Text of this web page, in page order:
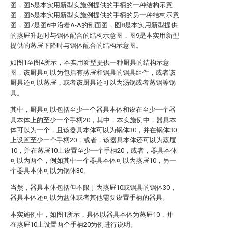
图，图5是本实用新型实施例提供的手柄的一种结构示意
图，图6是本实用新型实施例提供的手柄的另一种结构示意
图，图7是图6中沿着A-A的剖面图，图8是本实用新型提供
的蒸屉升起时与锅体配合的结构示意图，图9是本实用新型
提供的蒸屉下降时与锅体配合的结构示意图。
如图1至图4所示，本实用新型提供一种厨具的结构示意
图，该厨具可以为包括有蒸屉和锅具的锅具组件，或者该
厨具还可以蒸屉，或者该厨具还可以为汤锅或者蒸锅等锅
具。
其中，厨具可以包括至少一个器具本体和设在至少一个器
具本体上的至少一个手柄20，其中，本实施例中，器具本
体可以为一个，且该器具本体可以为锅体30，并在锅体30
上设置至少一个手柄20，或者，该器具本体还可以为蒸屉
10，并在蒸屉10上设置至少一个手柄20，或者，器具本体
可以为两个，例如其中一个器具本体可以为蒸屉10，另一
个器具本体可以为锅体30。
当然，器具本体包括但不限于为蒸屉10或锅具的锅体30，
器具本体还可以为盆体或者其他需要设置手柄的器具。
本实施例中，如图1所示，具体以器具本体为蒸屉10，并
在蒸屉10上设置两个手柄20为例进行说明。